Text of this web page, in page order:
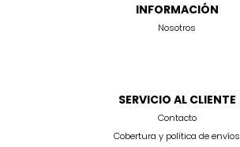
INFORMACIÓN
Nosotros
SERVICIO AL CLIENTE
Contacto
Cobertura y política de envíos